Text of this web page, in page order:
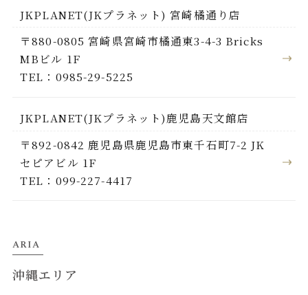
JKPLANET(JKプラネット) 宮崎橘通り店
〒880-0805 宮崎県宮崎市橘通東3-4-3 Bricks
MBビル 1F
TEL：0985-29-5225
JKPLANET(JKプラネット)鹿児島天文館店
〒892-0842 鹿児島県鹿児島市東千石町7-2 JK
セピアビル 1F
TEL：099-227-4417
ARIA
沖縄エリア